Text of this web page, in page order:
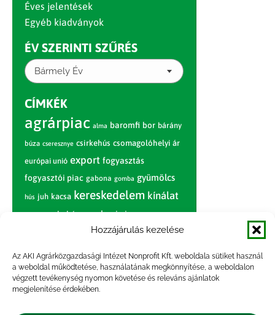
Hozzájárulás kezelése
Az AKI Agrárközgazdasági Intézet Nonprofit Kft. weboldala sütiket használ
a weboldal működtetése, használatának megkönnyítése, a weboldalon
végzett tevékenység nyomon követése és releváns ajánlatok
megjelenítése érdekében.
Éves jelentések
Egyéb kiadványok
ÉV SZERINTI SZŰRÉS
Bármely Év
CÍMKÉK
agrárpiac alma baromfi bor bárány
búza cseresznye csirkehús csomagolóhelyi ár
európai unió export fogyasztás
fogyasztói piac gabona gomba gyümölcs
hús juh kacsa kereskedelem kínálat
körte marhahús nagybani piac narancs
nemzetközi árinformációk
paradicsom piac piaci jelentés
pulyka pulykahús sertés sertéshús
szarvasmarha termelés
termelői